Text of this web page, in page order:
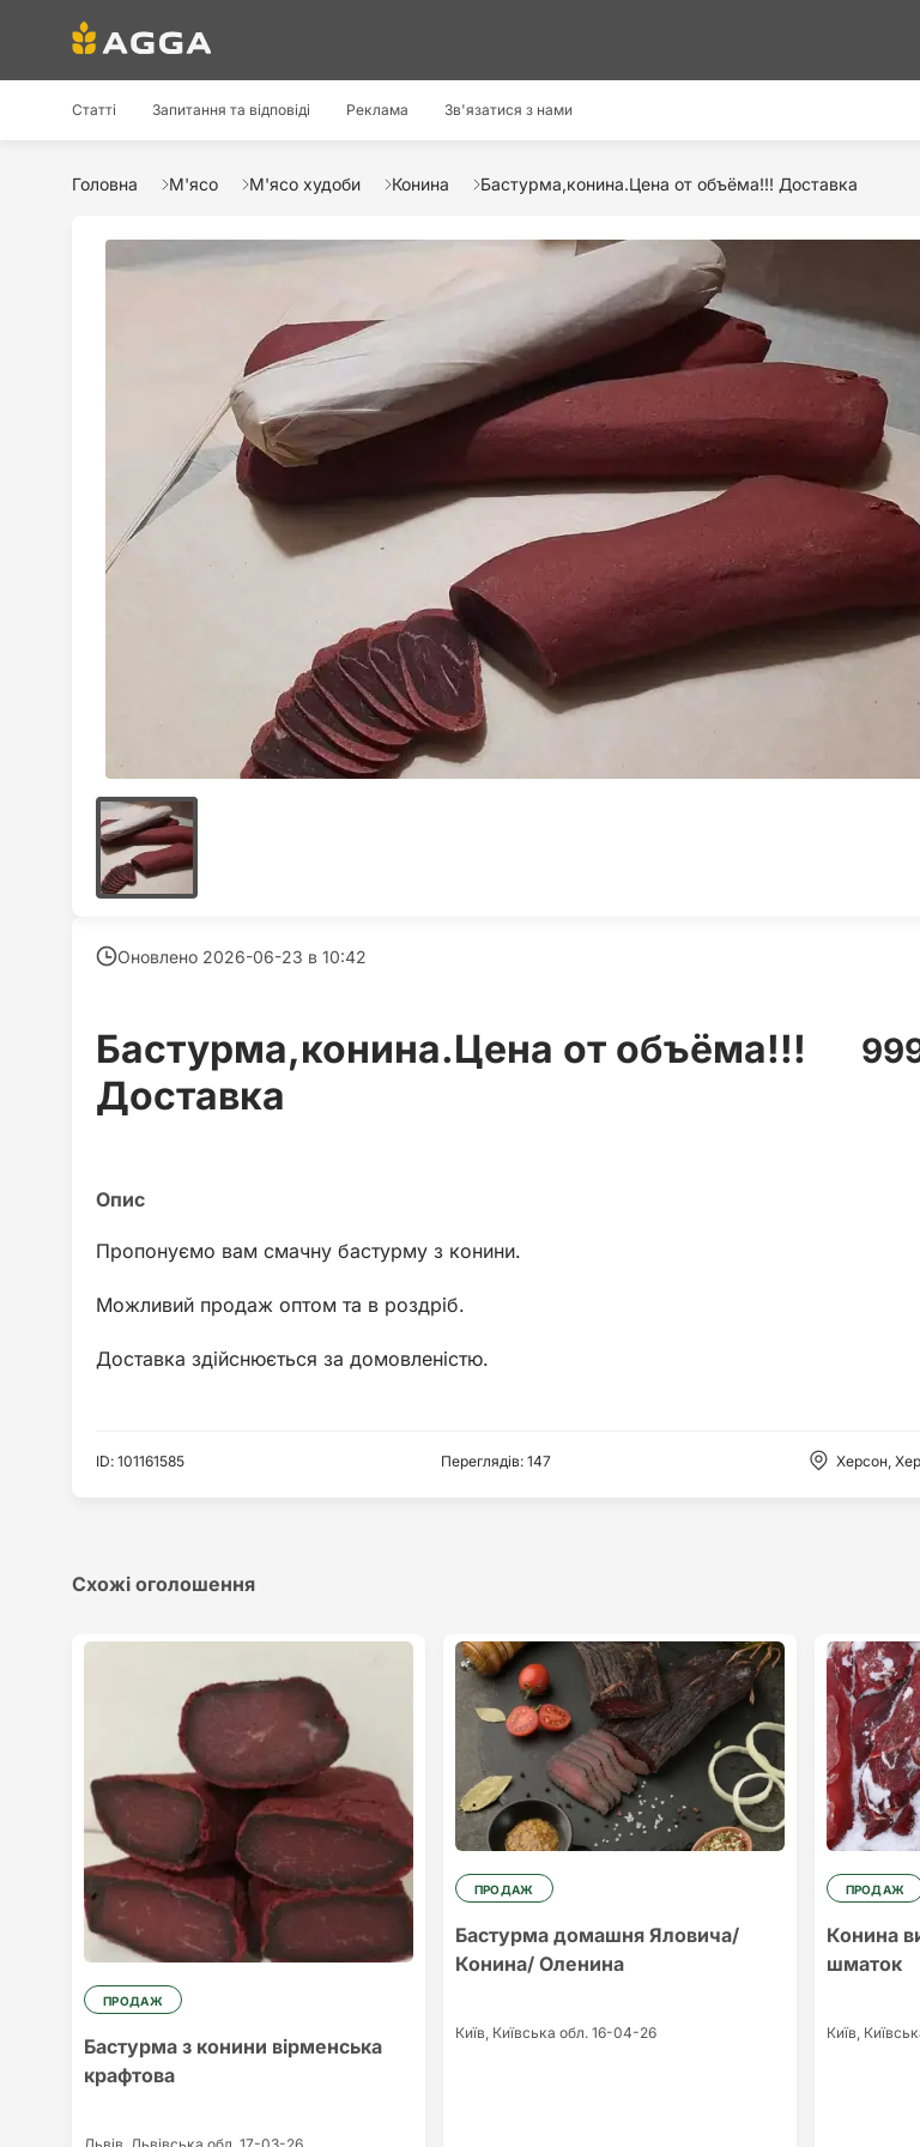
Статті Запитання та відповіді Реклама Зв'язатися з нами
Головна М'ясо М'ясо худоби Конина Бастурма,конина.Цена от объёма!!! Доставка
Оновлено 2026-06-23 в 10:42
Бастурма,конина.Цена от объёма!!!
Доставка
Пропонуємо вам смачну бастурму з конини.
Можливий продаж оптом та в роздріб.
Доставка здійснюється за домовленістю.
ID: 101161585 Переглядів: 147 Херсон,
Схожі оголошення
ПРОДАЖ
Бастурма з конини вірменська
крафтова
ПРОДАЖ
Бастурма домашня Яловича/
Конина/ Оленина
Київ, Київська обл. 16-04-26
ПРОДАЖ
Конина
шматок
Київ,